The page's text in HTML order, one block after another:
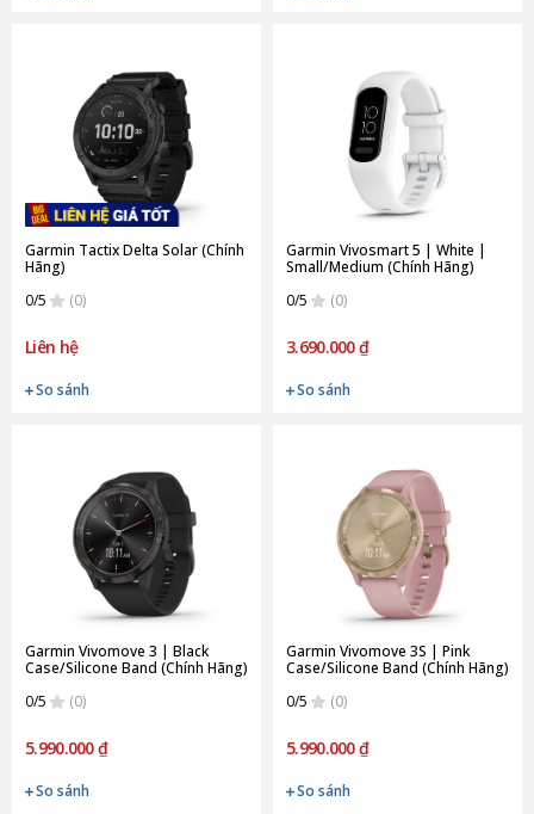
Garmin Tactix Delta Solar (Chính
Hãng)
0/5
(0)
Liên hệ
So sánh
Garmin Vivosmart 5 | White |
Small/Medium (Chính Hãng)
0/5
(0)
3.690.000 ₫
So sánh
Garmin Vivomove 3 | Black
Case/Silicone Band (Chính Hãng)
0/5
(0)
5.990.000 ₫
So sánh
Garmin Vivomove 3S | Pink
Case/Silicone Band (Chính Hãng)
0/5
(0)
5.990.000 ₫
So sánh